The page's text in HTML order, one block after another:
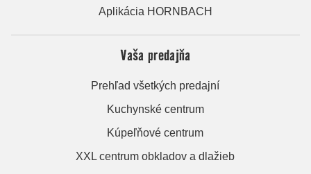
Aplikácia HORNBACH
Vaša predajňa
Prehľad všetkých predajní
Kuchynské centrum
Kúpeľňové centrum
XXL centrum obkladov a dlažieb